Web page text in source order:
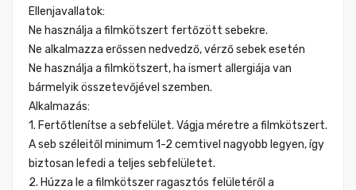
Ellenjavallatok:
Ne használja a filmkötszert fertőzött sebekre.
Ne alkalmazza erőssen nedvedző, vérző sebek esetén
Ne használja a filmkötszert, ha ismert allergiája van
bármelyik összetevőjével szemben.
Alkalmazás:
1. Fertőtlenítse a sebfelület. Vágja méretre a filmkötszert.
A seb széleitől minimum 1-2 cemtivel nagyobb legyen, így
biztosan lefedi a teljes sebfelületet.
2. Húzza le a filmkötszer ragasztós felületéről a